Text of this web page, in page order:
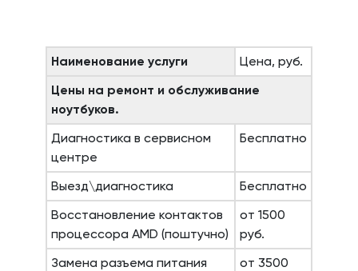
Наименование услуги
Цена, руб.
Цены на ремонт и обслуживание
ноутбуков.
Диагностика в сервисном
центре
Бесплатно
Выезд\диагностика
Бесплатно
Восстановление контактов
процессора AMD (поштучно)
от 1500
руб.
Замена разъема питания
от 3500